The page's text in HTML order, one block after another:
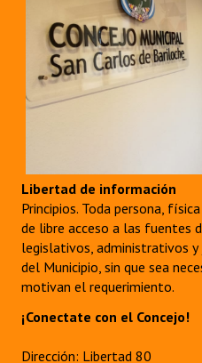
Libertad de información
Principios. Toda persona,
de libre acceso a las fuentes
legislativos, administrativos y
del Municipio, sin que sea
motivan el requerimiento.
¡Conectate con el Concejo!
Dirección: Libertad 80